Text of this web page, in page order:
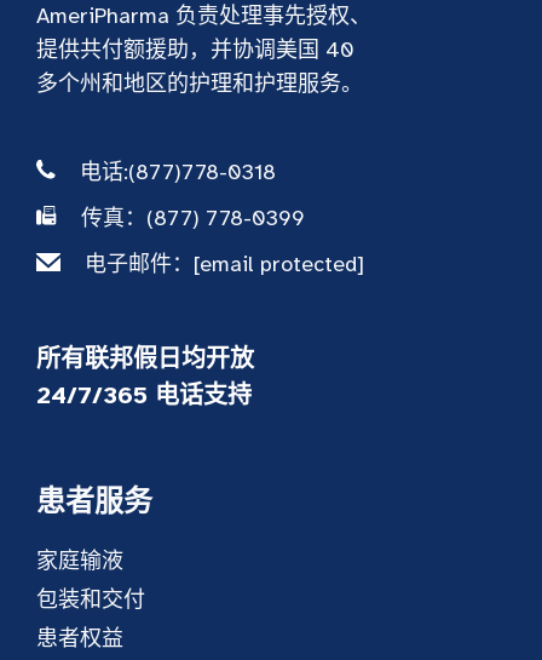
AmeriPharma 负责处理事先授权、
提供共付额援助，并协调美国 40
多个州和地区的护理和护理服务。
电话:(877)778-0318
传真：(877) 778-0399
电子邮件： [email protected]
所有联邦假日均开放
24/7/365 电话支持
患者服务
家庭输液
包装和交付
患者权益